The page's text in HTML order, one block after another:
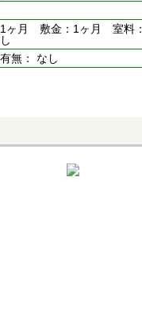
1ヶ月 敷金：1ヶ月 室料
無： なし